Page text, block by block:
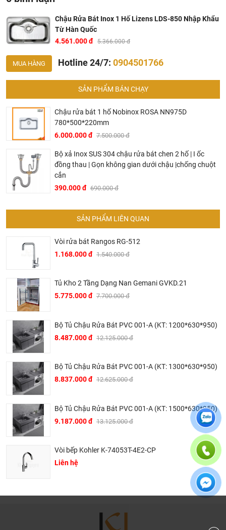
☑️ Các mẫu chậu rửa bát đôi phổ biến trên thị trường thiết bị
nhà bếp hiện nay
Thông số kỹ thuật sản phẩm LDS-850
Mã sản phẩm:
Độ dày 0.8mm
Kích thước ngoài: 850 x 515 mm
Kích thước trong: 770 x 435 x 200 mm
Kích thước cắt đá: 820 x 485 x R38 mm
Kích thước lỗ xả: 162mm
Phụ kiện WBL 290 ; WBS 240
Bảo hành: 5 năm và 1 đổi 1 trong năm đầu tiên nếu có lỗi
từ phía nhà sản xuất
Bản vẽ kỹ thuật LDS-850
Lưu ý nhỏ:
Với chậu rửa LDS 850, khuyến khích bạn nên lắp chậu rửa
chén nổi vì các lí do:
- Thành chậu trên mặt đá sẽ giúp bạn dễ thực hiện các thao
- Đặc biệt, giúp các chị em phụ nữ dễ vệ sinh cọ rửa chậu
Chậu Rửa Bát Inox 1 Hố Lizens LDS-850 Nhập Khẩu
Từ Hàn Quốc
4.561.000 đ 5.366.000 đ
MUA HÀNG Hotline 24/7: 0904501766
SẢN PHẨM BÁN CHẠY
Chậu rửa bát 1 hố Nobinox ROSA NN975D
780*500*220mm
6.000.000 đ 7.500.000 đ
Bộ xả Inox SUS 304 chậu rửa bát chen 2 hố | I ốc
đồng thau | Gọn không gian dưới chậu |chống chuột
cắn
390.000 đ 690.000 đ
SẢN PHẨM LIÊN QUAN
Vòi rửa bát Rangos RG-512
1.168.000 đ 1.540.000 đ
Tủ Kho 2 Tầng Dạng Nan Gemani GVKD.21
5.775.000 đ 7.700.000 đ
Bộ Tủ Chậu Rửa Bát PVC 001-A (KT: 1200*630*950)
8.487.000 đ 12.125.000 đ
Bộ Tủ Chậu Rửa Bát PVC 001-A (KT: 1300*630*950)
8.837.000 đ 12.625.000 đ
Bộ Tủ Chậu Rửa Bát PVC 001-A (KT: 1500*630*950)
9.187.000 đ 13.125.000 đ
Vòi bếp Kohler K-74053T-4E2-CP
Liên hệ